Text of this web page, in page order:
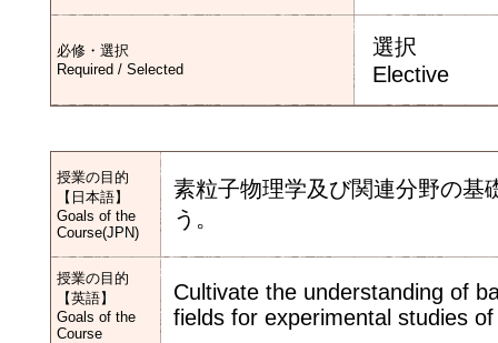
必修・選択
Required / Selected
選択
Elective
授業の目的
【日本語】
Goals of the
Course(JPN)
素粒子物理学及び関連分野の基
う。
授業の目的
【英語】
Goals of the
Course
Cultivate the understanding of
fields for experimental studies